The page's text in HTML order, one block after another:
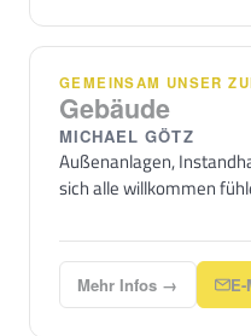
GEMEINSAM UNSER
Gebäude
MICHAEL GÖTZ
Außenanlagen,
sich alle willkommen
Mehr Infos →